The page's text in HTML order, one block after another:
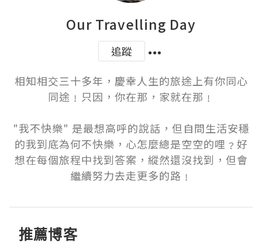
Our Travelling Day
追蹤
相知相交三十多年，慶幸人生的旅途上有你同心
同途﹗只因，你在那，家就在那﹗
"我不快樂" 是最想高呼的說話，但自問生活安穩
的我到底為何不快樂，心怎麼總是空空的哩﹖好
想在每個旅程中找到答案，縱然還沒找到，但會
繼續努力去走更多的路﹗
推薦博客